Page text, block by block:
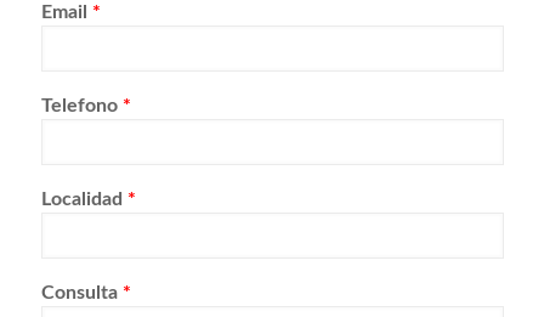
Email *
Telefono *
Localidad *
Consulta *